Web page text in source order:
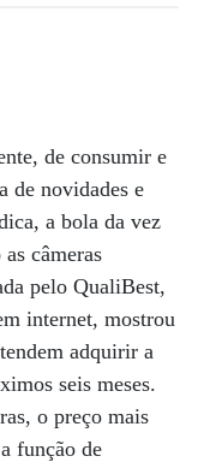
de consumir e
de novidades e
a bola da vez
câmeras
pelo QualiBest,
internet, mostrou
adquirir a
seis meses.
o preço mais
função de